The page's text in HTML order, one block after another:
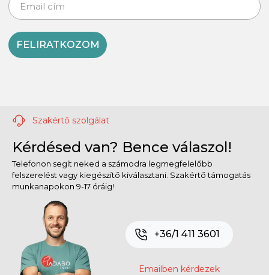
FELIRATKOZOM
Szakértő szolgálat
Kérdésed van? Bence válaszol!
Telefonon segít neked a számodra legmegfelelőbb
felszerelést vagy kiegészítő kiválasztani. Szakértő támogatás
munkanapokon 9-17 óráig!
+36/1 411 3601
Emailben kérdezek